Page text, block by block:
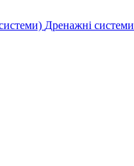
Дренажні системи